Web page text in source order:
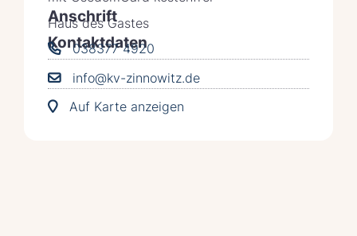
Anschrift
Haus des Gastes
Kontaktdaten
038377 4920
info@kv-zinnowitz.de
Auf Karte anzeigen